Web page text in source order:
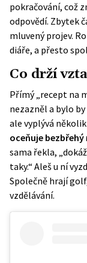
pokračování, což
odpovědí. Zbytek
mluvený projev.
diáře, a přesto
Co drží
Přímý „recept na
nezazněl a bylo
ale vyplývá
oceňuje
sama řekla,
taky.“ Aleš u ní
Společně hrají
vzdělávání.